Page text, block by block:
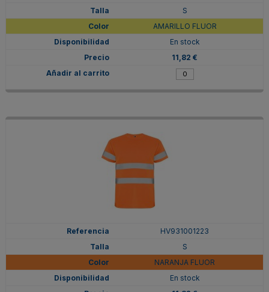
S
AMARILLO FLUOR
En stock
11,82 €
HV931001223
S
NARANJA FLUOR
En stock